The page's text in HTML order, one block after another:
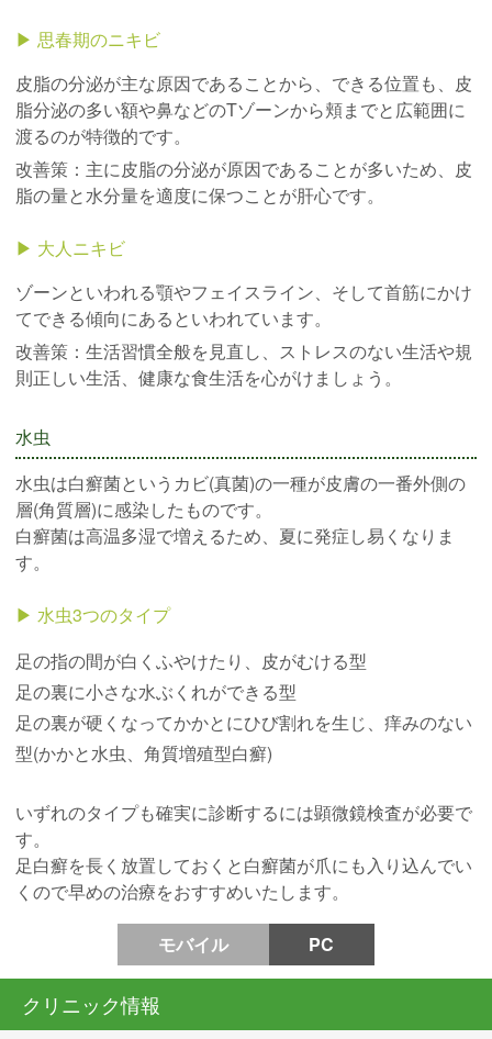
▶︎ 思春期のニキビ
皮脂の分泌が主な原因であることから、できる位置も、皮
脂分泌の多い額や鼻などのTゾーンから頬までと広範囲に
渡るのが特徴的です。
改善策：主に皮脂の分泌が原因であることが多いため、皮
脂の量と水分量を適度に保つことが肝心です。
▶︎ 大人ニキビ
ゾーンといわれる顎やフェイスライン、そして首筋にかけ
てできる傾向にあるといわれています。
改善策：生活習慣全般を見直し、ストレスのない生活や規
則正しい生活、健康な食生活を心がけましょう。
水虫
水虫は白癬菌というカビ(真菌)の一種が皮膚の一番外側の
層(角質層)に感染したものです。
白癬菌は高温多湿で増えるため、夏に発症し易くなりま
す。
▶︎ 水虫3つのタイプ
足の指の間が白くふやけたり、皮がむける型
足の裏に小さな水ぶくれができる型
足の裏が硬くなってかかとにひび割れを生じ、痒みのない
型(かかと水虫、角質増殖型白癬)
いずれのタイプも確実に診断するには顕微鏡検査が必要で
す。
足白癬を長く放置しておくと白癬菌が爪にも入り込んでい
くので早めの治療をおすすめいたします。
モバイル PC
クリニック情報